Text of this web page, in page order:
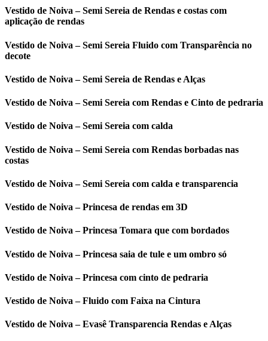
Vestido de Noiva – Semi Sereia de Rendas e costas com
aplicação de rendas
Vestido de Noiva – Semi Sereia Fluido com Transparência no
decote
Vestido de Noiva – Semi Sereia de Rendas e Alças
Vestido de Noiva – Semi Sereia com Rendas e Cinto de pedraria
Vestido de Noiva – Semi Sereia com calda
Vestido de Noiva – Semi Sereia com Rendas borbadas nas
costas
Vestido de Noiva – Semi Sereia com calda e transparencia
Vestido de Noiva – Princesa de rendas em 3D
Vestido de Noiva – Princesa Tomara que com bordados
Vestido de Noiva – Princesa saia de tule e um ombro só
Vestido de Noiva – Princesa com cinto de pedraria
Vestido de Noiva – Fluido com Faixa na Cintura
Vestido de Noiva – Evasê Transparencia Rendas e Alças